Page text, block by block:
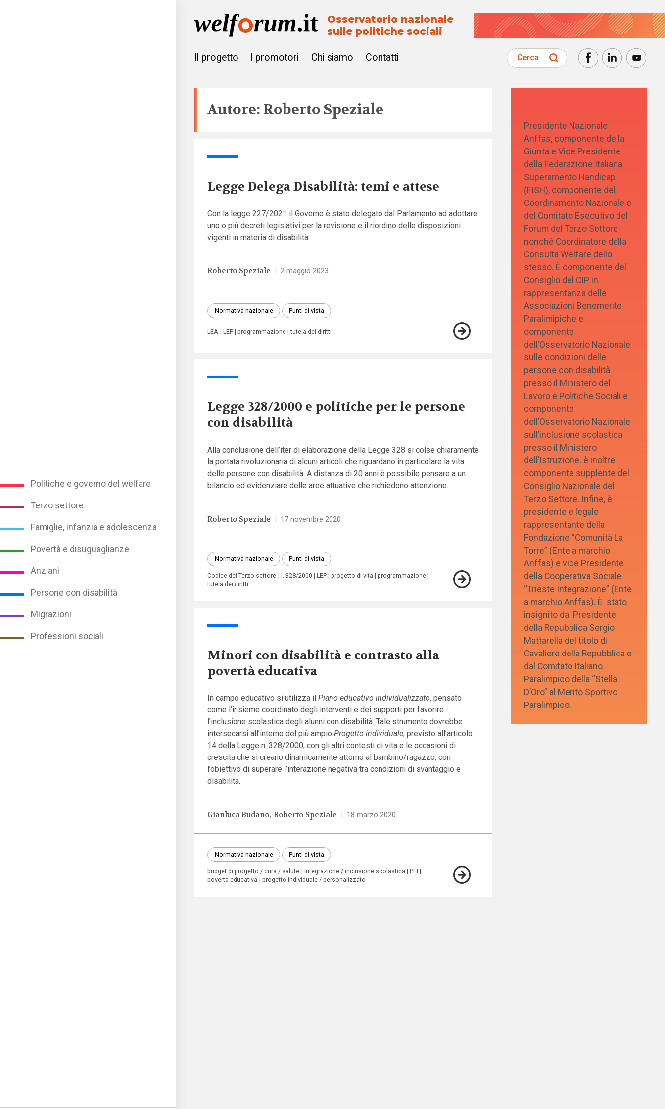
Politiche e governo del welfare
Terzo settore
Famiglie, infanzia e adolescenza
Povertà e disuguaglianze
Anziani
Persone con disabilità
Migrazioni
Professioni sociali
Osservatorio nazionale
sulle politiche sociali
Il progetto I promotori Chi siamo Contatti Cerca
Autore: Roberto Speziale
Legge Delega Disabilità: temi e attese
Con la legge 227/2021 il Governo è stato delegato dal Parlamento ad adottare
uno o più decreti legislativi per la revisione e il riordino delle disposizioni
vigenti in materia di disabilità.
Roberto Speziale | 2 maggio 2023
Normativa nazionale Punti di vista
LEA LEP programmazione tutela dei diritti
Legge 328/2000 e politiche per le persone
con disabilità
Alla conclusione dell’iter di elaborazione della Legge 328 si colse chiaramente
la portata rivoluzionaria di alcuni articoli che riguardano in particolare la vita
delle persone con disabilità. A distanza di 20 anni è possibile pensare a un
bilancio ed evidenziare delle aree attuative che richiedono attenzione.
Roberto Speziale | 17 novembre 2020
Normativa nazionale Punti di vista
Codice del Terzo settore l. 328/2000 LEP progetto di vita
programmazione
tutela dei diritti
Minori con disabilità e contrasto alla
povertà educativa
In campo educativo si utilizza ilPiano educativo individualizzato, pensato
come l’insieme coordinato degli interventi e dei supporti per favorire
l’inclusione scolastica degli alunni con disabilità. Tale strumento dovrebbe
intersecarsi all’interno del più ampioProgetto individuale, previsto all’articolo
14 della Legge n. 328/2000, con gli altri contesti di vita e le occasioni di
crescita che si creano dinamicamente attorno al bambino/ragazzo, con
l’obiettivo di superare l’interazione negativa tra condizioni di svantaggio e
disabilità.
Gianluca Budano Roberto Speziale | 18 marzo 2020
Normativa nazionale Punti di vista
budget di progetto / cura / salute integrazione / inclusione scolastica
PEI
povertà educativa
progetto individuale / personalizzato
Presidente Nazionale
Anffas, componente della
Giunta e Vice Presidente
della Federazione Italiana
Superamento Handicap
(FISH), componente del
Coordinamento Nazionale e
del Comitato Esecutivo del
Forum del Terzo Settore
nonché Coordinatore della
Consulta Welfare dello
stesso. È componente del
Consiglio del CIP in
rappresentanza delle
Associazioni Benemerite
Paralimipiche e
componente
dell’Osservatorio Nazionale
sulle condizioni delle
persone con disabilità
presso il Ministero del
Lavoro e Politiche Sociali e
componente
dell’Osservatorio Nazionale
sull’inclusione scolastica
presso il Ministero
dell’Istruzione. è inoltre
componente supplente del
Consiglio Nazionale del
Terzo Settore. Infine, è
presidente e legale
rappresentante della
Fondazione “Comunità La
Torre” (Ente a marchio
Anffas) e vice Presidente
della Cooperativa Sociale
“Trieste Integrazione” (Ente
a marchio Anffas). È stato
insignito dal Presidente
della Repubblica Sergio
Mattarella del titolo di
Cavaliere della Repubblica e
dal Comitato Italiano
Paralimpico della “Stella
D’Oro” al Merito Sportivo
Paralimpico.